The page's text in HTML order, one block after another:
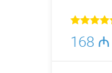
168 ₼